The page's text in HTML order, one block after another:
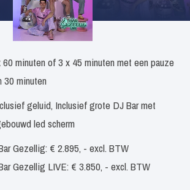
60 minuten of 3 x 45 minuten met een pauze
30 minuten
geluid, Inclusief grote DJ Bar met
led scherm
Gezellig: € 2.895, - excl. BTW
Gezellig LIVE: € 3.850, - excl. BTW